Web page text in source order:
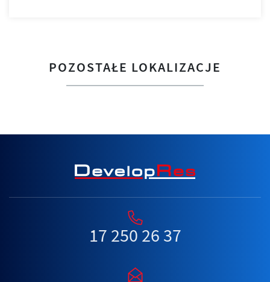
POZOSTAŁE LOKALIZACJE
17 250 26 37